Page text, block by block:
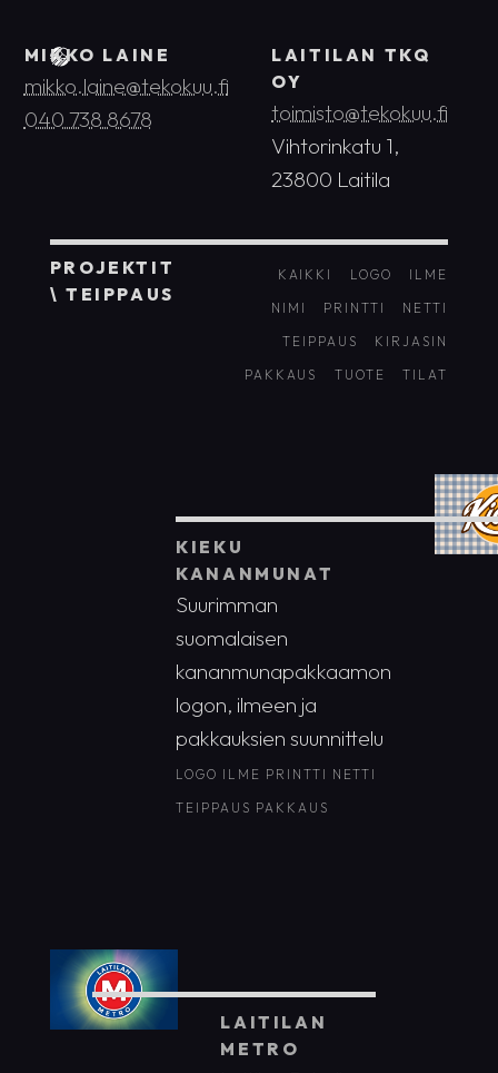
LAITILAN TKQ
OY
toimisto@tekokuu.fi
Vihtorinkatu 1,
23800 Laitila
MIKKO LAINE
mikko.laine@tekokuu.fi
040 738 8678
PROJEKTIT
\ TEIPPAUS
KAIKKI LOGO
ILME
NIMI
PRINTTI
NETTI
TEIPPAUS
KIRJASIN
PAKKAUS
TUOTE TILAT
KIEKU
KANANMUNAT
Suurimman
suomalaisen
kananmunapakkaamon
logon, ilmeen ja
pakkauksien suunnittelu
LOGO ILME PRINTTI NETTI
TEIPPAUS PAKKAUS
LAITILAN
METRO